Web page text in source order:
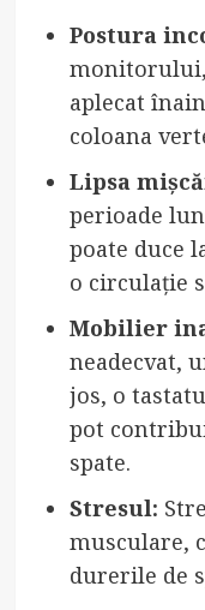
Postura
monitorului,
aplecat
coloana
Lipsa
perioade
poate duce
o circulație
Mobilier
neadecvat,
jos, o
pot
spate.
Stresul:
musculare,
durerile de